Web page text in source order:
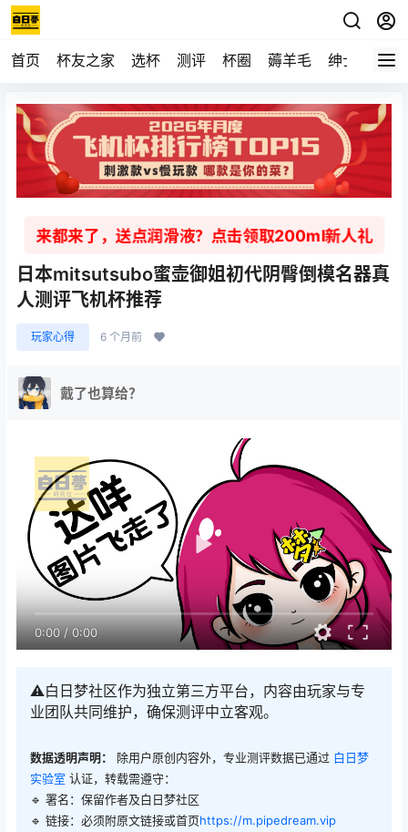
首页 杯友之家 选杯 测评 杯圈 薅羊毛 绅士 视频
来都来了，送点润滑液？点击领取200ml新人礼
日本mitsutsubo蜜壶御姐初代阴臀倒模名器真
人测评飞机杯推荐
玩家心得 6 个月前
戴了也算给？
0:00/0:00
⚠️白日梦社区作为独立第三方平台，内容由玩家与专
业团队共同维护，确保测评中立客观。
数据透明声明： 除用户原创内容外，专业测评数据已通过 白日梦
实验室 认证，转载需遵守：
🔹 署名：保留作者及白日梦社区
🔹 链接：必须附原文链接或首页https://m.pipedream.vip